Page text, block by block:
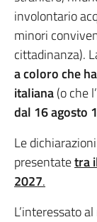
involontario
minori
cittadinanza).
a coloro che
italiana(o che
dal 16 agosto
Le
presentatetra
2027.
L’interessato